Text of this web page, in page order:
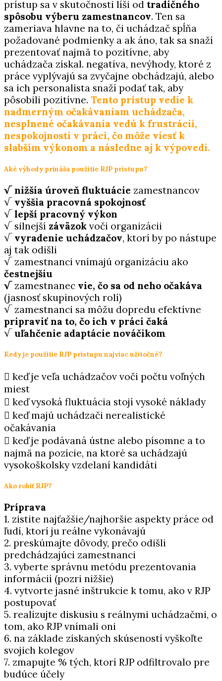
prístup sa v skutočnosti líši od tradičného
spôsobu výberu zamestnancov. Ten sa
zameriava hlavne na to, či uchádzač spĺňa
požadované podmienky a ak áno, tak sa snaží
prezentovať najmä to pozitívne, aby
uchádzača získal. negatíva, nevýhody, ktoré z
práce vyplývajú sa zvyčajne obchádzajú, alebo
sa ich personalista snaží podať tak, aby
pôsobili pozitívne. Tento prístup vedie k
nadmerným očakávaniam uchádzača,
nesplnené očakávania vedú k frustrácii,
nespokojnosti v práci, čo môže viesť k
slabším výkonom a následne aj k výpovedi.
Aké výhody prináša použitie RJP prístupu?
√ nižšia úroveň fluktuácie zamestnancov
√ vyššia pracovná spokojnosť
√ lepší pracovný výkon
√ silnejší záväzok voči organizácii
√ vyradenie uchádzačov, ktorí by po nástupe
aj tak odišli
√ zamestnanci vnímajú organizáciu ako
čestnejšiu
√zamestnanec vie, čo sa od neho očakáva
(jasnosť skupinových rolí)
√ zamestnanci sa môžu dopredu efektívne
pripraviť na to, čo ich v práci čaká
√ uľahčenie adaptácie nováčikom
Kedy je použitie RJP prístupu najviac užitočné?
 keď je veľa uchádzačov voči počtu voľných
miest
 keď vysoká fluktuácia stojí vysoké náklady
 keď majú uchádzači nerealistické
očakávania
 keď je podávaná ústne alebo písomne a to
najmä na pozície, na ktoré sa uchádzajú
vysokoškolskyvzdelaní kandidáti
Ako robiť RJP?
Príprava
1. zistite najťažšie/najhoršie aspekty práce od
ľudí, ktorí ju reálne vykonávajú
2. preskúmajte dôvody, prečo odišli
predchádzajúci zamestnanci
3. vyberte správnu metódu prezentovania
informácií (pozri nižšie)
4. vytvorte jasné inštrukcie k tomu, ako v RJP
postupovať
5. realizujte diskusiu s reálnymi uchádzačmi, o
tom, ako RJP vnímali oni
6. na základe získaných skúseností vyškoľte
svojich kolegov
7. zmapujte % tých, ktorí RJP odfiltrovalo pre
budúce účely